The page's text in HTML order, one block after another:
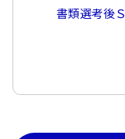
書類選考後